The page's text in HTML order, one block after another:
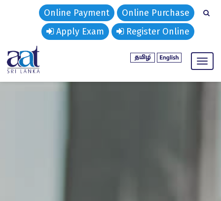
Online Purchase
Online Payment
Register Online
Apply Exam